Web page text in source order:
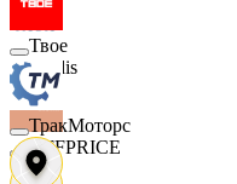
Modis
OFFPRICE
Твое
ТракМоторс